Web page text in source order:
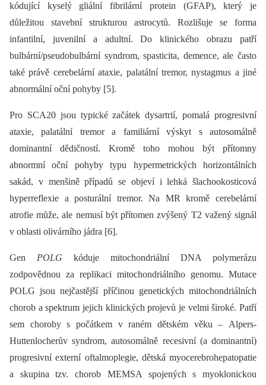
kódující kyselý gliální fibrilární protein (GFAP), který je
důležitou stavební strukturou astrocytů. Rozlišuje se forma
infantilní, juvenilní a adultní. Do klinického obrazu patří
bulbární/pseudobulbární syndrom, spasticita, demence, ale často
také právě cerebelární ataxie, palatální tremor, nystagmus a jiné
abnormální oční pohyby [5].
Pro SCA20 jsou typické začátek dysartrií, pomalá progresivní
ataxie, palatální tremor a familiární výskyt s autosomálně
dominantní dědičností. Kromě toho mohou být přítomny
abnormní oční pohyby typu hypermetrických horizontálních
sakád, v menšině případů se objeví i lehká šlachookosticová
hyperreflexie a posturální tremor. Na MR kromě cerebelární
atrofie může, ale nemusí být přítomen zvýšený T2 važený signál
v oblasti olivárního jádra [6].
Gen POLG kóduje mitochondriální DNA polymerázu
zodpovědnou za replikaci mitochondriálního genomu. Mutace
POLG jsou nejčastější příčinou genetických mitochondriálních
chorob a spektrum jejich klinických projevů je velmi široké. Patří
sem choroby s počátkem v raném dětském věku –⁠ Alpers-
Huttenlocherův syndrom, autosomálně recesivní (a dominantní)
progresivní externí oftalmoplegie, dětská myocerebrohepatopatie
a skupina tzv. chorob MEMSA spojených s myoklonickou